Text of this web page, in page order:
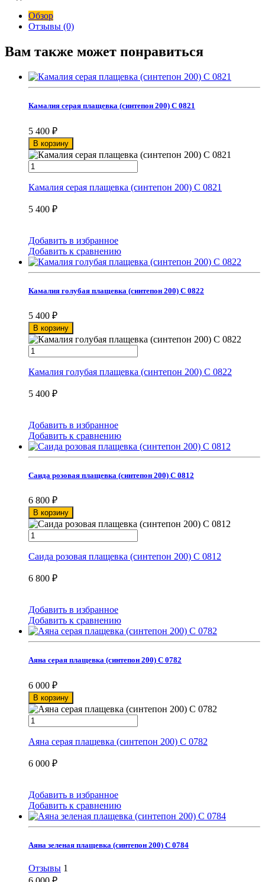
Обзор
Отзывы (0)
Вам также может понравиться
Камалия серая плащевка (синтепон 200) С 0821
5 400 ₽
В корзину
Камалия серая плащевка (синтепон 200) С 0821
5 400 ₽
Добавить в избранное
Добавить к сравнению
Камалия голубая плащевка (синтепон 200) С 0822
5 400 ₽
В корзину
Камалия голубая плащевка (синтепон 200) С 0822
5 400 ₽
Добавить в избранное
Добавить к сравнению
Саида розовая плащевка (синтепон 200) С 0812
6 800 ₽
В корзину
Саида розовая плащевка (синтепон 200) С 0812
6 800 ₽
Добавить в избранное
Добавить к сравнению
Аяна серая плащевка (синтепон 200) С 0782
6 000 ₽
В корзину
Аяна серая плащевка (синтепон 200) С 0782
6 000 ₽
Добавить в избранное
Добавить к сравнению
Аяна зеленая плащевка (синтепон 200) С 0784
Отзывы 1